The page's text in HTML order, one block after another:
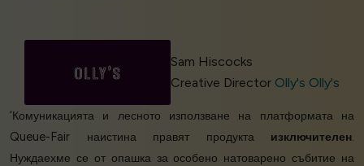
Sam Hiscocks
Creative Director Olly's Olly's
‘Комуникацията и лесното използване на платформата на
Queue-Fair наистина правят продукта изключителен.
Нуждаехме се от опашка за особено натоварено събитие на